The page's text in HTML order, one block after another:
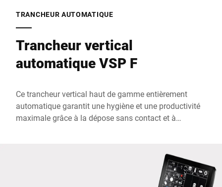
Code postal *
TRANCHEUR AUTOMATIQUE
Trancheur vertical
automatique VSP F
Ce trancheur vertical haut de gamme entièrement
automatique garantit une hygiène et une productivité
maximale grâce à la dépose sans contact et à
l'affûtage, au nettoyage et à l'entretien et maximise
ainsi la durée de vie et les performances du VSP F. Un
concept d'utilisation intuitif avec écran tactile permet